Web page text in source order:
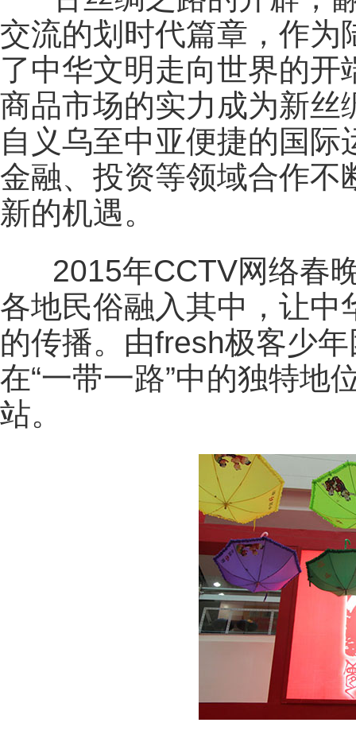
交流的划时代篇章，作为
了中华文明走向世界的
商品市场的实力成为新丝
自义乌至中亚便捷的国
金融、投资等领域合作不
新的机遇。
2015年CCTV网络春晚
各地民俗融入其中，让中
的传播。由fresh极客少
在“一带一路”中的独特地
站。